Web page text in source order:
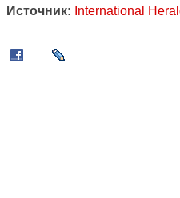
Источник: International